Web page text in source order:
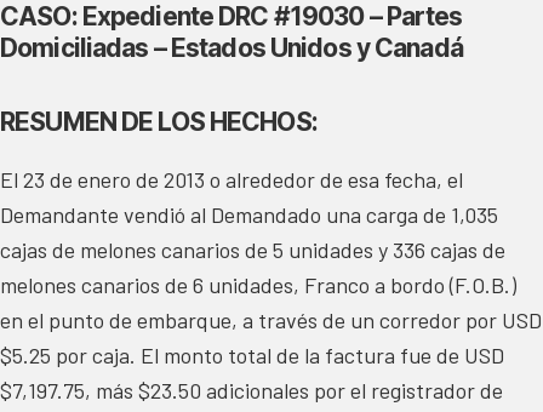
CASO: Expediente DRC #19030 – Partes
Domiciliadas – Estados Unidos y Canadá
RESUMEN DE LOS HECHOS:
El 23 de enero de 2013 o alrededor de esa fecha, el
Demandante vendió al Demandado una carga de 1,035
cajas de melones canarios de 5 unidades y 336 cajas de
melones canarios de 6 unidades, Franco a bordo (F.O.B.)
en el punto de embarque, a través de un corredor por USD
$5.25 por caja. El monto total de la factura fue de USD
$7,197.75, más $23.50 adicionales por el registrador de